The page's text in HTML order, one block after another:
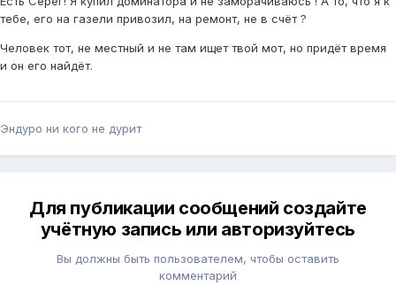
тебе, его на газели привозил, на ремонт, не в счёт ?
Человек тот, не местный и не там ищет твой мот, но придёт время
и он его найдёт.
Эндуро ни кого не дурит
Для публикации сообщений создайте
учётную запись или авторизуйтесь
Вы должны быть пользователем, чтобы оставить
комментарий